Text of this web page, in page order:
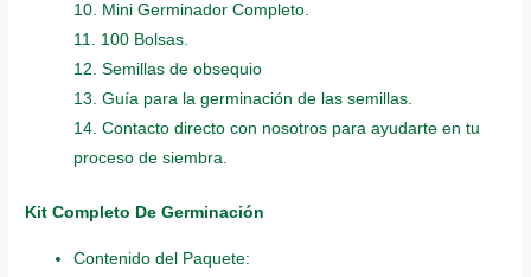
10. Mini Germinador Completo.
11. 100 Bolsas.
12. Semillas de obsequio
13. Guía para la germinación de las semillas.
14. Contacto directo con nosotros para ayudarte en tu
proceso de siembra.
Kit Completo De Germinación
Contenido del Paquete: